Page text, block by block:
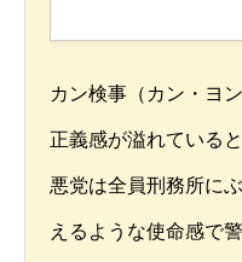
カン検事（カン・ヨ
正義感が溢れている
悪党は全員刑務所に
えるような使命感で